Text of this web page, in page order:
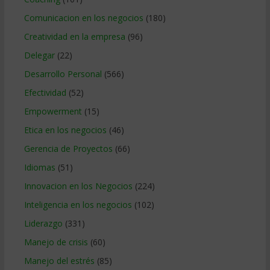
Comunicacion en los negocios (180)
Creatividad en la empresa (96)
Delegar(22)
Desarrollo Personal (566)
Efectividad (52)
Empowerment (15)
Etica en los negocios (46)
Gerencia de Proyectos (66)
Idiomas (51)
Innovacion en los Negocios (224)
Inteligencia en los negocios (102)
Liderazgo (331)
Manejo de crisis (60)
Manejo del estrés (85)